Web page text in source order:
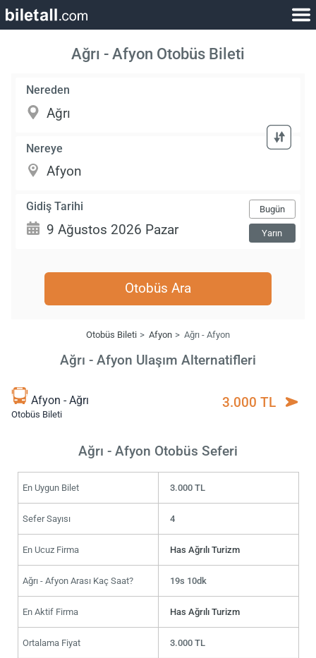
Ağrı - Afyon Otobüs Bileti
Nereden
Nereye
Gidiş Tarihi Bugün
Yarın
Otobüs Ara
Otobüs Bileti Afyon Ağrı - Afyon
Ağrı - Afyon Ulaşım Alternatifleri
Afyon - Ağrı
Otobüs Bileti
3.000 TL
Ağrı - Afyon Otobüs Seferi
En Uygun Bilet 3.000 TL
Sefer Sayısı 4
En Ucuz Firma Has Ağrılı Turizm
Ağrı - Afyon Arası Kaç Saat? 19s 10dk
En Aktif Firma Has Ağrılı Turizm
Ortalama Fiyat 3.000 TL